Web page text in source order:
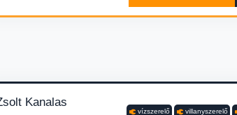
vízszerelő villanyszerelő